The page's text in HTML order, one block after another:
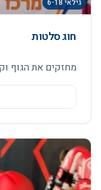
חוג סלטות
מחזקים את הגוף